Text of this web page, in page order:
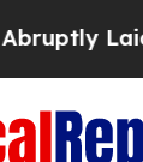
off